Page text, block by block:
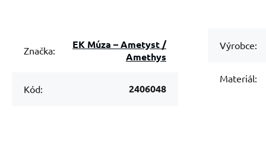
Značka:
EK Múza – Ametyst /
Amethys
Kód: 2406048
Výrobce:
Materiál: